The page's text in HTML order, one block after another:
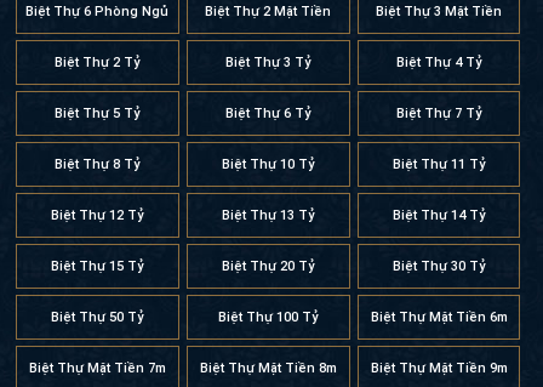
Biệt Thự 6 Phòng Ngủ Biệt Thự 2 Mặt Tiền Biệt Thự 3 Mặt Tiền
Biệt Thự 2 Tỷ Biệt Thự 3 Tỷ Biệt Thự 4 Tỷ
Biệt Thự 5 Tỷ Biệt Thự 6 Tỷ Biệt Thự 7 Tỷ
Biệt Thự 8 Tỷ Biệt Thự 10 Tỷ Biệt Thự 11 Tỷ
Biệt Thự 12 Tỷ Biệt Thự 13 Tỷ Biệt Thự 14 Tỷ
Biệt Thự 15 Tỷ Biệt Thự 20 Tỷ Biệt Thự 30 Tỷ
Biệt Thự 50 Tỷ Biệt Thự 100 Tỷ Biệt Thự Mặt Tiền 6m
Biệt Thự Mặt Tiền 7m Biệt Thự Mặt Tiền 8m Biệt Thự Mặt Tiền 9m